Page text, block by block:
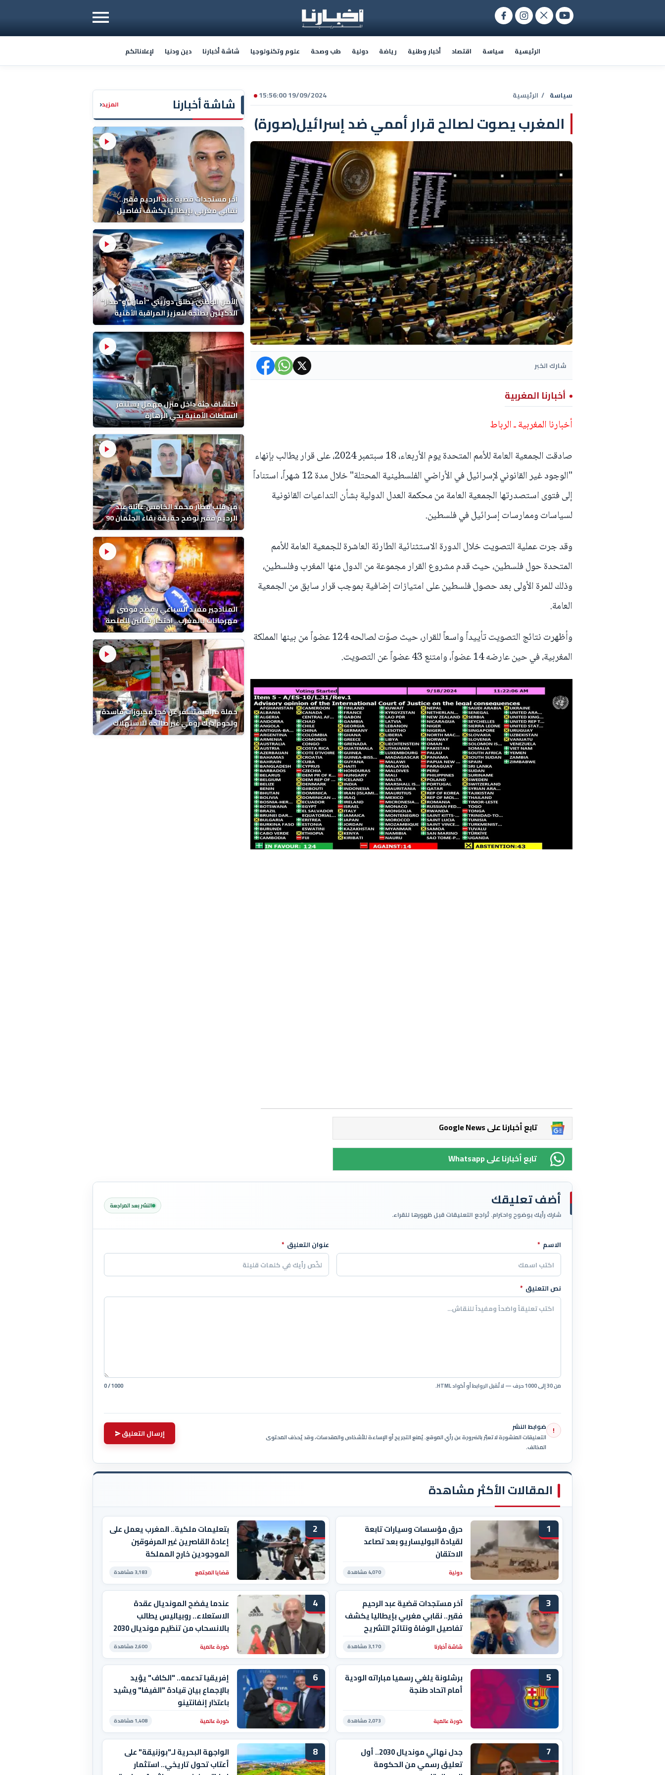
الرئيسية سياسة اقتصاد أخبار وطنية رياضة دولية طب وصحة علوم وتكنولوجيا شاشة أخبارنا دين ودنيا لإعلاناتكم
شاشة أخبارنا المزيد‹
آخر مستجدات قضية عبد الرحيم فقير..
نقابي مغربي بإيطاليا يكشف تفاصيل
الوفاة ونتائج التشريح
الأمن الوطني يطلق دوريتي "أمان" و"مدار"
الذكيتين بطنجة لتعزيز المراقبة الأمنية
اكتشاف جثة داخل منزل مهمل يستنفر
السلطات الأمنية بحي الزهارة
من قلب مطار محمد الخامس:عائلة عبد
الرحيم فقير توضح حقيقة بقاء الجثمان 90
يوماً قبل إعادته إلى المغرب
المنادجير مفيد السباعي يفضح فوضى
مهرجانات بالمغرب.. احتكار فنانين للمنصة
واقصاء اخرين
حملة مراقبة تسفر عن حجز مخبوزات فاسدة
ولحوم ديك رومي غير صالحة للاستهلاك
بالحي الحسني
19/09/2024 15:56:00 سياسة / الرئيسية
المغرب يصوت لصالح قرار أممي ضد إسرائيل(صورة)
شارك الخبر
أخبارنا المغربية
أخبارنا المغربية ـ الرباط
صادقت الجمعية العامة للأمم المتحدة يوم الأربعاء، 18 سبتمبر 2024، على قرار يطالب بإنهاء
"الوجود غير القانوني لإسرائيل في الأراضي الفلسطينية المحتلة" خلال مدة 12 شهراً، استناداً
إلى فتوى استصدرتها الجمعية العامة من محكمة العدل الدولية بشأن التداعيات القانونية
لسياسات وممارسات إسرائيل في فلسطين.
وقد جرت عملية التصويت خلال الدورة الاستثنائية الطارئة العاشرة للجمعية العامة للأمم
المتحدة حول فلسطين، حيث قدم مشروع القرار مجموعة من الدول منها المغرب وفلسطين،
وذلك للمرة الأولى بعد حصول فلسطين على امتيازات إضافية بموجب قرار سابق من الجمعية
العامة.
وأظهرت نتائج التصويت تأييداً واسعاً للقرار، حيث صوّت لصالحه 124 عضواً من بينها المملكة
المغربية، في حين عارضه 14 عضواً، وامتنع 43 عضواً عن التصويت.
Google News تابع أخبارنا على
Whatsapp تابع أخبارنا على
أضف تعليقك
شارك رأيك بوضوح واحترام. تُراجع التعليقات قبل ظهورها للقراء.
النشر بعد المراجعة
اترك هذا الحقل فارغاً
الاسم * عنوان التعليق *
نص التعليق *
من 30 إلى 1000 حرف — لا تُقبل الروابط أو أكواد HTML. 0 / 1000
! ضوابط النشر
التعليقات المنشورة لا تعبّر بالضرورة عن رأي الموقع. يُمنع التجريح أو الإساءة للأشخاص والمقدسات، وقد يُحذف المحتوى
المخالف.
إرسال التعليق
المقالات الأكثر مشاهدة
1
حرق مؤسسات وسيارات تابعة
لقيادة البوليساريو بعد تصاعد
الاحتقان
دولية 4,070 مشاهدة
2
بتعليمات ملكية.. المغرب يعمل على
إعادة القاصرين غير المرفوقين
الموجودين خارج المملكة
قضايا المجتمع 3,183 مشاهدة
3
آخر مستجدات قضية عبد الرحيم
فقير.. نقابي مغربي بإيطاليا يكشف
تفاصيل الوفاة ونتائج التشريح
شاشة أخبارنا 3,170 مشاهدة
4
عندما يفضح المونديال عقدة
الاستعلاء.. روبياليس يطالب
بالانسحاب من تنظيم مونديال 2030
النهائية!
كورة عالمية 2,600 مشاهدة
5
برشلونة يلغي رسميا مباراته الودية
أمام اتحاد طنجة
كورة عالمية 2,073 مشاهدة
6
إفريقيا تدعمه.. "الكاف" يؤيد
بالإجماع بيان قيادة "الفيفا" ويشيد
باعتذار إنفانتينو
كورة عالمية 1,408 مشاهدة
7
جدل نهائي مونديال 2030.. أول
تعليق رسمي من الحكومة
8
الواجهة البحرية لـ"بوزنيقة" على
أعتاب تحول تاريخي.. استثمار